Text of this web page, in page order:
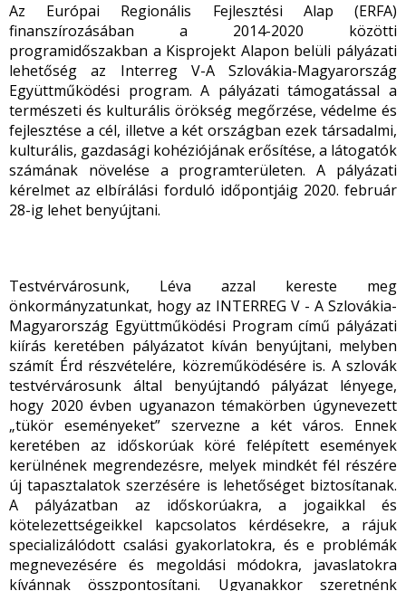
Az Európai Regionális Fejlesztési Alap (ERFA)
finanszírozásában a 2014-2020 közötti
programidőszakban a Kisprojekt Alapon belüli pályázati
lehetőség az Interreg V-A Szlovákia-Magyarország
Együttműködési program. A pályázati támogatással a
természeti és kulturális örökség megőrzése, védelme és
fejlesztése a cél, illetve a két országban ezek társadalmi,
kulturális, gazdasági kohéziójának erősítése, a látogatók
számának növelése a programterületen. A pályázati
kérelmet az elbírálási forduló időpontjáig 2020. február
28-ig lehet benyújtani.
Testvérvárosunk, Léva azzal kereste meg
önkormányzatunkat, hogy az INTERREG V - A Szlovákia-
Magyarország Együttműködési Program című pályázati
kiírás keretében pályázatot kíván benyújtani, melyben
számít Érd részvételére, közreműködésére is. A szlovák
testvérvárosunk által benyújtandó pályázat lényege,
hogy 2020 évben ugyanazon témakörben úgynevezett
„tükör eseményeket” szervezne a két város. Ennek
keretében az időskorúak köré felépített események
kerülnének megrendezésre, melyek mindkét fél részére
új tapasztalatok szerzésére is lehetőséget biztosítanak.
A pályázatban az időskorúakra, a jogaikkal és
kötelezettségeikkel kapcsolatos kérdésekre, a rájuk
specializálódott csalási gyakorlatokra, és e problémák
megnevezésére és megoldási módokra, javaslatokra
kívánnak összpontosítani. Ugyanakkor szeretnénk